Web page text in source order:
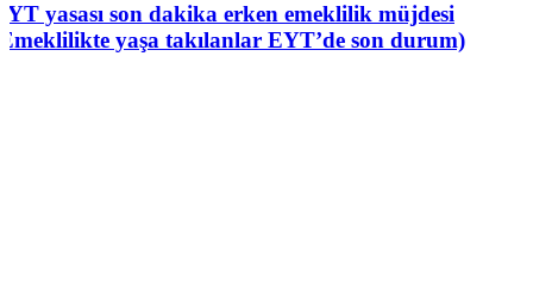
yasası son dakika erken emeklilik müjdesi
yaşa takılanlar EYT’de son durum)